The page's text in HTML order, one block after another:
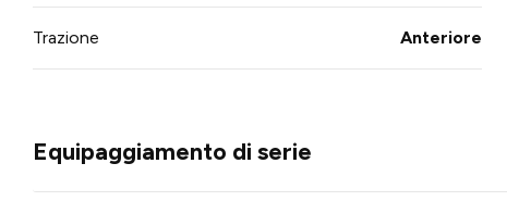
Trazione Anteriore
Equipaggiamento di serie